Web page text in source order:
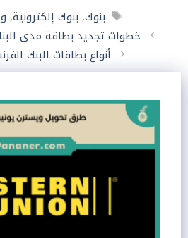
الوسوم
بنوك, بنوك إلكترونية,
خطوات تجديد بطاقة مدى
أنواع بطاقات البنك